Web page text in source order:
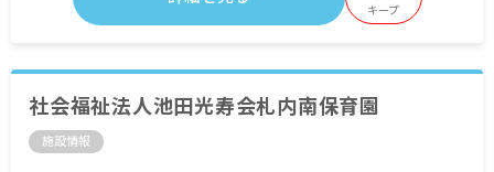
キープ
社会福祉法人池田光寿会札内南保育園
施設情報